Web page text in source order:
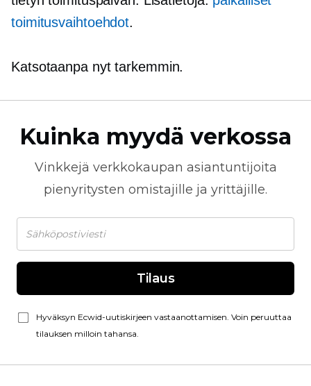
toimitusvaihtoehdot.
Katsotaanpa nyt tarkemmin.
Kuinka myydä verkossa
Vinkkejä verkkokaupan asiantuntijoita
pienyritysten omistajille ja yrittäjille.
Tilaus
Hyväksyn Ecwid-uutiskirjeen vastaanottamisen. Voin peruuttaa
tilauksen milloin tahansa.